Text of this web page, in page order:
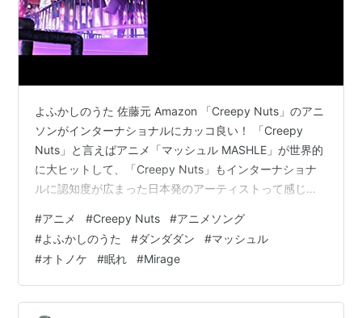
よふかしのうた 佐藤元 Amazon 「Creepy Nuts」のアニ
ソンがインターナショナルにカッコ良い！ 「Creepy
Nuts」と言えばアニメ「マッシュル MASHLE」が世界的
に大ヒットして、「Creepy Nuts」もインターナショナ
ルに認知度が広まった日本発のアーティストって感じが
のOP＆EDを担当した時はまだジャパニーズソング風味の
領域を出ていない感じだったんですけど… しかし「マッ
シュル MASHLE」から「ダンダダン」を経てインターナ
ショナル感覚に脱皮した音楽センスに変わった感じがす
るのは…僕だけ？ 【Bling-Ban…
#アニメ #Creepy Nuts #アニメソング
#よふかしのうた #ダンダダン #マッシュル
#オトノケ #眠れ #Mirage